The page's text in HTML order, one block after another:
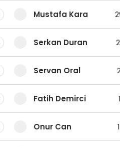
Mustafa Kara
Serkan Duran
Servan Oral
Fatih Demirci
Onur Can